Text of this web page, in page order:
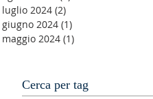
luglio 2024 (2)
giugno 2024 (1)
maggio 2024 (1)
Cerca per tag